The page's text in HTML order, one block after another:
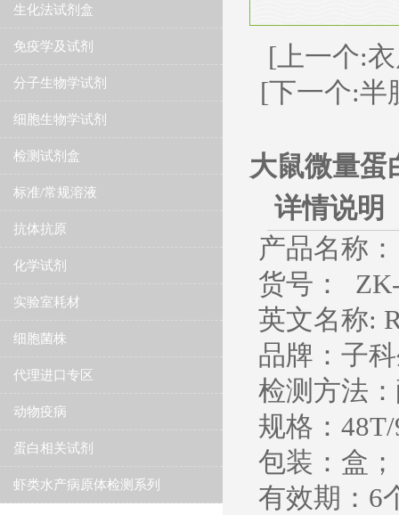
生化法试剂盒
免疫学及试剂
分子生物学试剂
细胞生物学试剂
检测试剂盒
标准/常规溶液
抗体抗原
化学试剂
实验室耗材
细胞菌株
代理进口专区
动物疫病
蛋白相关试剂
虾类水产病原体检测系列
[上一个:
[下一个:半
大鼠微量
详情说明
产品名称：
货号：
英文名称:
品牌：子
检测方法
规格：
包装：盒；
有效期： 6